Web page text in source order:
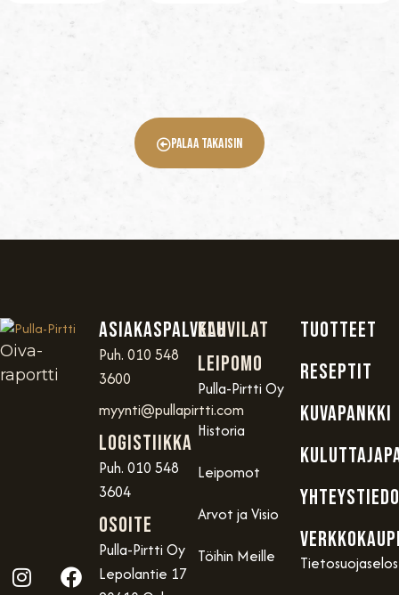
Palaa Takaisin
Oiva-
raportti
Asiakaspalvelu
Puh. 010 548
3600
myynti@pullapirtti.com
Logistiikka
Puh. 010 548
3604
OSOITE
Pulla-Pirtti Oy
Lepolantie 17
Kahvilat
Leipomo
Pulla-Pirtti Oy
Historia
Leipomot
Arvot ja Visio
Töihin Meille
TUOTTEET
RESEPTIT
KUVAPANKKI